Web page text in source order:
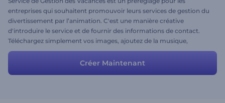
entreprises qui souhaitent promouvoir leurs services de gestion du
divertissement par l’animation. C'est une manière créative
d'introduire le service et de fournir des informations de contact.
Téléchargez simplement vos images, ajoutez de la musique,
modifiez le texte et partez avec projets magnifiques créés par
Créer Maintenant